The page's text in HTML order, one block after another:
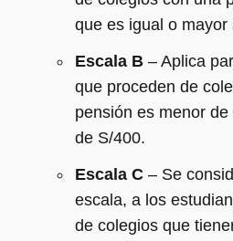
que es igual o mayor
Escala B – Aplica
que proceden de
pensión es menor
de S/400.
Escala C – Se
escala, a los
de colegios que